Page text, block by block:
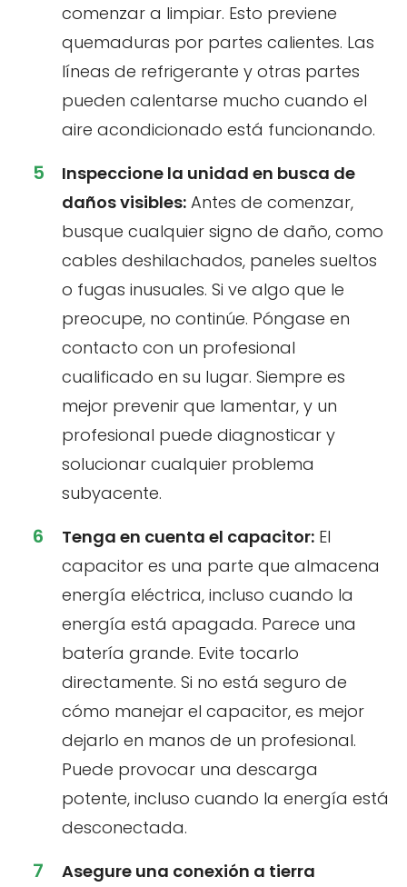
comenzar a limpiar. Esto previene
quemaduras por partes calientes. Las
líneas de refrigerante y otras partes
pueden calentarse mucho cuando el
aire acondicionado está funcionando.
Inspeccione la unidad en busca de
daños visibles: Antes de comenzar,
busque cualquier signo de daño, como
cables deshilachados, paneles sueltos
o fugas inusuales. Si ve algo que le
preocupe, no continúe. Póngase en
contacto con un profesional
cualificado en su lugar. Siempre es
mejor prevenir que lamentar, y un
profesional puede diagnosticar y
solucionar cualquier problema
subyacente.
Tenga en cuenta el capacitor: El
capacitor es una parte que almacena
energía eléctrica, incluso cuando la
energía está apagada. Parece una
batería grande. Evite tocarlo
directamente. Si no está seguro de
cómo manejar el capacitor, es mejor
dejarlo en manos de un profesional.
Puede provocar una descarga
potente, incluso cuando la energía está
desconectada.
Asegure una conexión a tierra